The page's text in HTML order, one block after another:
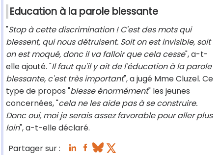
Education à la parole blessante
"Stop à cette discrimination ! C'est des mots qui
blessent, qui nous détruisent. Soit on est invisible, soit
on est moqué, donc il va falloir que cela cesse", a-t-
elle ajouté. "Il faut qu'il y ait de l'éducation à la parole
blessante, c'est très important", a jugé Mme Cluzel. Ce
type de propos "blesse énormément" les jeunes
concernées, "cela ne les aide pas à se construire.
Donc oui, moi je serais assez favorable pour aller plus
loin", a-t-elle déclaré.
Partager sur :